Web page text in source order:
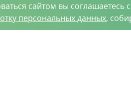
сайтом вы соглашаетесь
персональных данных,